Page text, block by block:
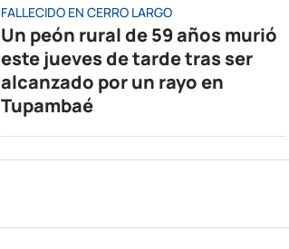
FALLECIDO EN CERRO LARGO
Un peón rural de 59 años murió
este jueves de tarde tras ser
alcanzado por un rayo en
Tupambaé